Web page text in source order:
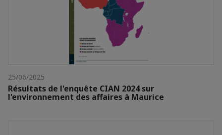
25/06/2025
Résultats de l'enquête CIAN 2024 sur
l'environnement des affaires à Maurice